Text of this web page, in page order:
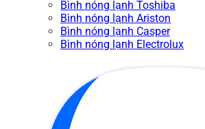
Bình nóng lạnh Toshiba
Bình nóng lạnh Ariston
Bình nóng lạnh Casper
Bình nóng lạnh Electrolux